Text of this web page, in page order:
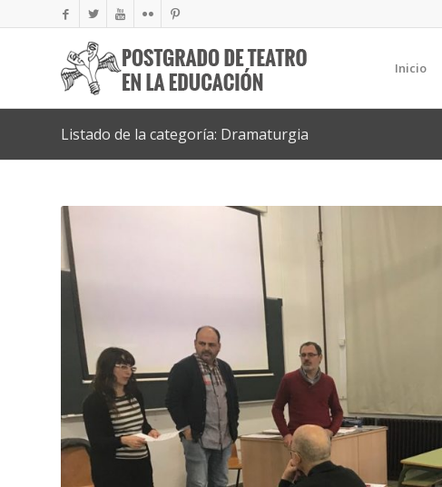
Inicio
Listado de la categoría: Dramaturgia